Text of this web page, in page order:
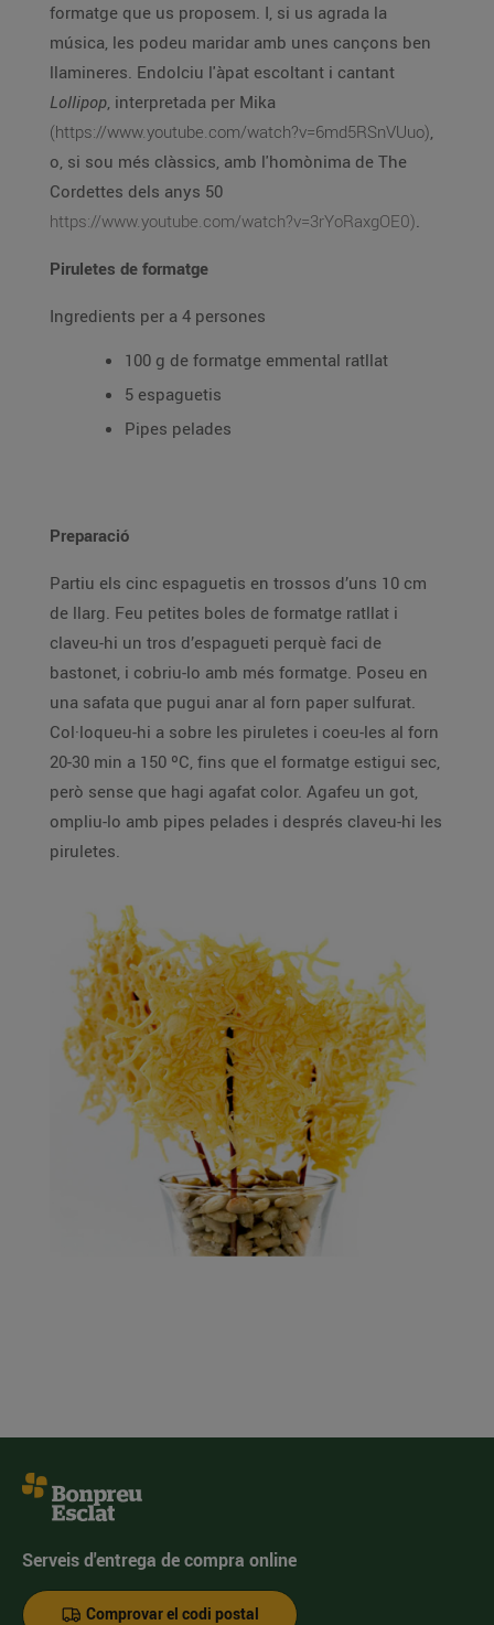
formatge que us proposem. I, si us agrada la
música, les podeu maridar amb unes cançons ben
llamineres. Endolciu l'àpat escoltant i cantant
Lollipop
, interpretada per Mika
(https://www.youtube.com/watch?v=6md5RSnVUuo),
o, si sou més clàssics, amb l'homònima de The
Cordettes dels anys 50
https://www.youtube.com/watch?v=3rYoRaxgOE0).
Piruletes de formatge
Ingredients per a 4 persones
100 g de formatge emmental ratllat
5 espaguetis
Pipes pelades
Preparació
Partiu els cinc espaguetis en trossos d’uns 10 cm
de llarg. Feu petites boles de formatge ratllat i
claveu-hi un tros d’espagueti perquè faci de
bastonet, i cobriu-lo amb més formatge. Poseu en
una safata que pugui anar al forn paper sulfurat.
Col·loqueu-hi a sobre les piruletes i coeu-les al forn
20-30 min a 150 ºC, fins que el formatge estigui sec,
però sense que hagi agafat color. Agafeu un got,
ompliu-lo amb pipes pelades i després claveu-hi les
piruletes.
Serveis d'entrega de compra online
Comprovar el codi postal